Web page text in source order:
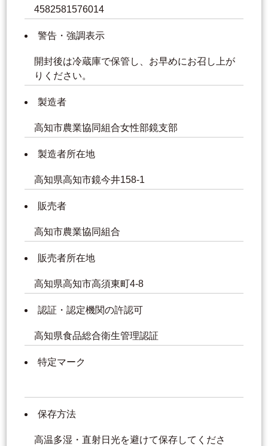
4582581576014
警告・強調表示
開封後は冷蔵庫で保管し、お早めにお召し上が
りください。
製造者
高知市農業協同組合女性部鏡支部
製造者所在地
高知県高知市鏡今井158-1
販売者
高知市農業協同組合
販売者所在地
高知県高知市高須東町4-8
認証・認定機関の許認可
高知県食品総合衛生管理認証
特定マーク
保存方法
高温多湿・直射日光を避けて保存してくださ